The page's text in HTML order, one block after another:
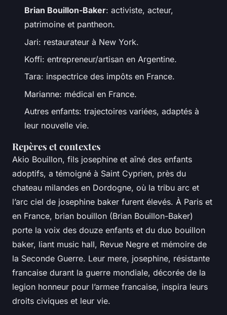
Brian Bouillon-Baker: activiste, acteur,
patrimoine et pantheon.
Jari: restaurateur à New York.
Koffi: entrepreneur/artisan en Argentine.
Tara: inspectrice des impôts en France.
Marianne: médical en France.
Autres enfants: trajectoires variées, adaptés à
leur nouvelle vie.
Repères et contextes
Akio Bouillon, fils josephine et aîné des enfants
adoptifs, a témoigné à Saint Cyprien, près du
chateau milandes en Dordogne, où la tribu arc et
l’arc ciel de josephine baker furent élevés. À Paris et
en France, brian bouillon (Brian Bouillon-Baker)
porte la voix des douze enfants et du duo bouillon
baker, liant music hall, Revue Negre et mémoire de
la Seconde Guerre. Leur mere, josephine, résistante
francaise durant la guerre mondiale, décorée de la
legion honneur pour l’armee francaise, inspira leurs
droits civiques et leur vie.